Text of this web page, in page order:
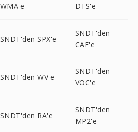
WMA'e
DTS'e
SNDT'den SPX'e
SNDT'den
CAF'e
SNDT'den WV'e
SNDT'den
VOC'e
SNDT'den RA'e
SNDT'den
MP2'e